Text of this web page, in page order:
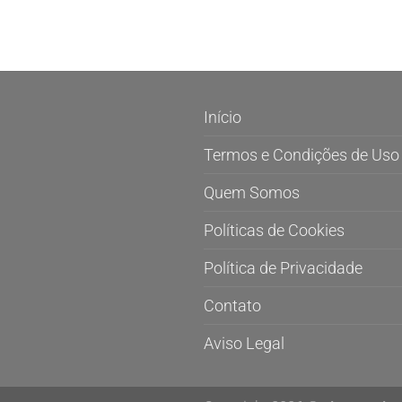
Início
Termos e Condições de Uso
Quem Somos
Políticas de Cookies
Política de Privacidade
Contato
Aviso Legal